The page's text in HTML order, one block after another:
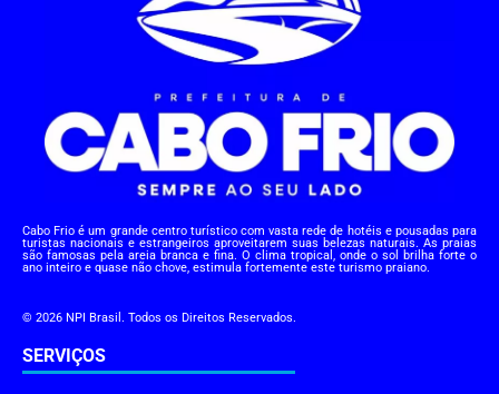
Cabo Frio é um grande centro turístico com vasta rede de hotéis e pousadas para
turistas nacionais e estrangeiros aproveitarem suas belezas naturais. As praias
são famosas pela areia branca e fina. O clima tropical, onde o sol brilha forte o
ano inteiro e quase não chove, estimula fortemente este turismo praiano.
© 2026 NPI Brasil. Todos os Direitos Reservados.
SERVIÇOS